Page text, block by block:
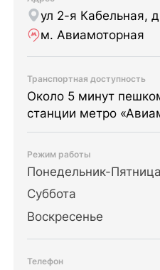
ул 2-я Кабельная,
м. Авиамоторная
Транспортная доступность
Около 5 минут
станции метро
Режим работы
Понедельник-Пятница
Суббота
Воскресенье
Телефон